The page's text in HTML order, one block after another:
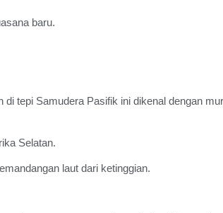
baru.
tepi Samudera Pasifik ini dikenal dengan
Selatan.
laut dari ketinggian.